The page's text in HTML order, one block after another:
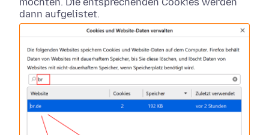
möchten. Die entsprechenden Cookies werden
dann aufgelistet.